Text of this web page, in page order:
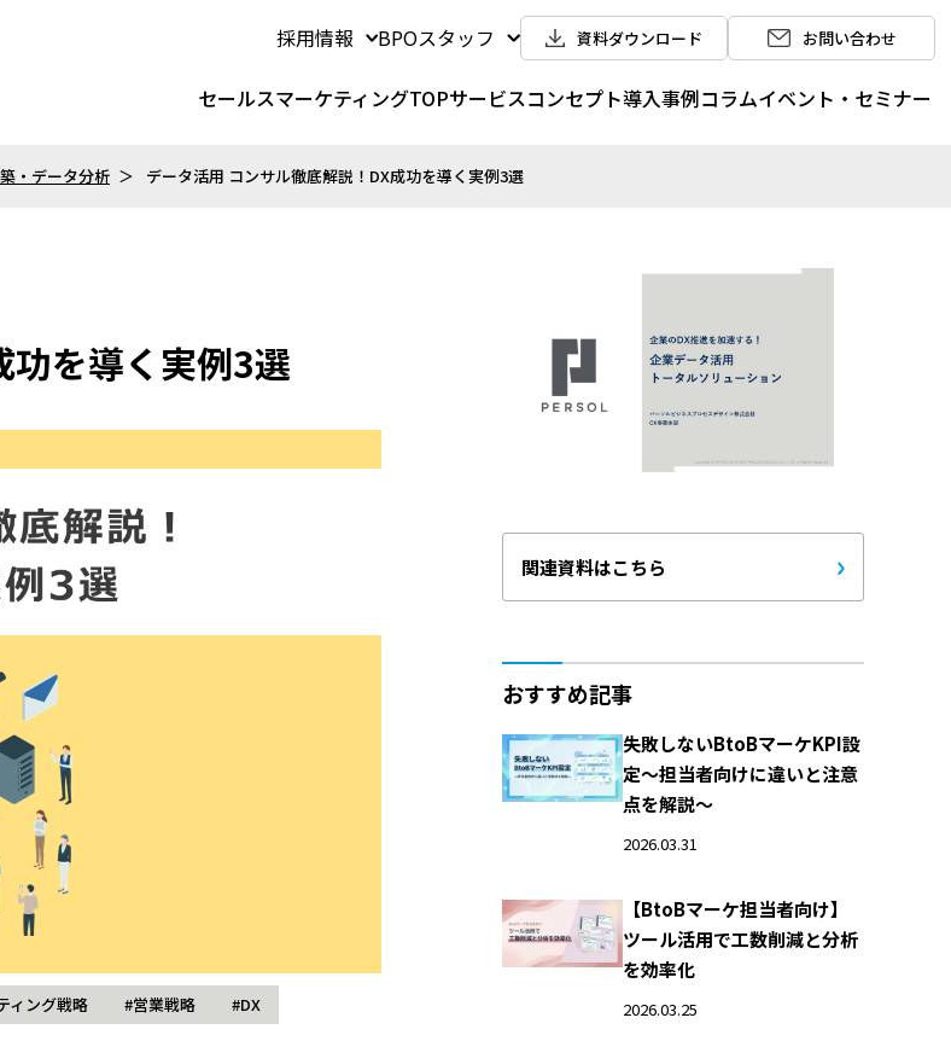
採用情報 BPOスタッフ 資料ダウンロード お問い合わせ
セールスマーケティングTOPサービスコンセプト導入事例コラムイベント・セミナー
・データ分析 データ活用 コンサル徹底解説！DX成功を導く実例3選
功を導く実例3選
ィング戦略 #営業戦略 #DX
関連資料はこちら
おすすめ記事
失敗しないBtoBマーケKPI設
定～担当者向けに違いと注意
点を解説～
2026.03.31
【BtoBマーケ担当者向け】
ツール活用で工数削減と分析
を効率化
2026.03.25